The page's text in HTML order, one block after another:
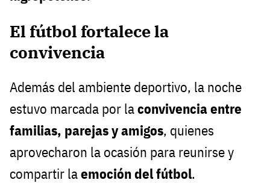
El fútbol fortalece la
convivencia
Además del ambiente deportivo, la noche
estuvo marcada por laconvivencia entre
familias, parejas y amigos, quienes
aprovecharon la ocasión para reunirse y
compartir laemoción del fútbol.